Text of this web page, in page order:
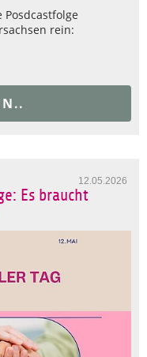
rein:
12.05.2026
Es braucht